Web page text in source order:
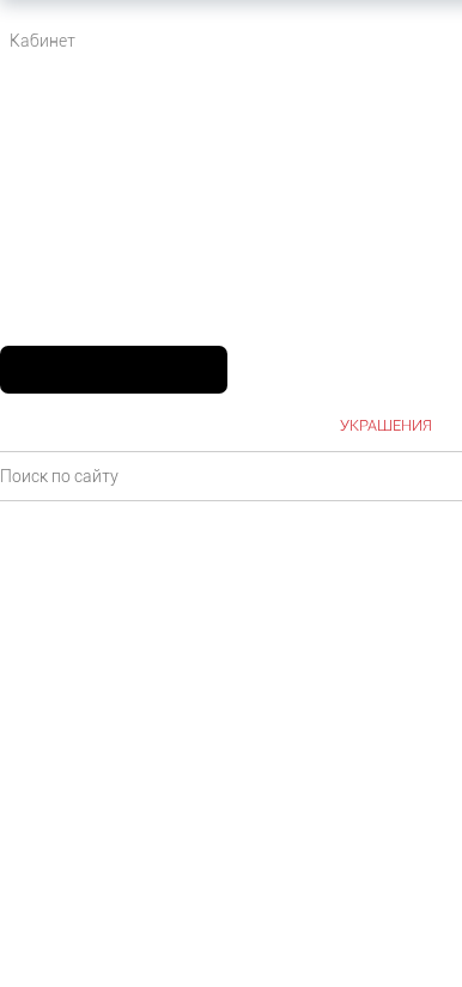
Кабинет
УКРАШЕНИЯ
Главная Каталог